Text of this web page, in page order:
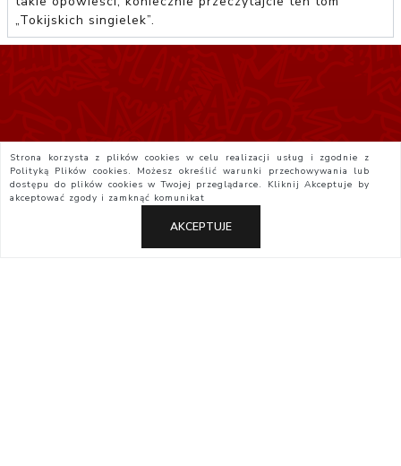
„Tokijskich singielek”.
Strona korzysta z plików cookies w celu realizacji usług i zgodnie z
Polityką Plików cookies. Możesz określić warunki przechowywania lub
dostępu do plików cookies w Twojej przeglądarce. KliknijAkceptuje by
akceptować zgody i zamknąć komunikat
AKCEPTUJE